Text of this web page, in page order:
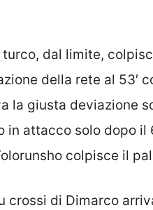
turco, dal limite,
della rete al 53′
la giusta deviazione
in attacco solo dopo il
colpisce il
crossi di Dimarco